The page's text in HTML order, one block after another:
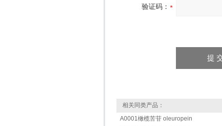
验证码：
相关同类产品：
A0001橄榄苦苷 oleuropein